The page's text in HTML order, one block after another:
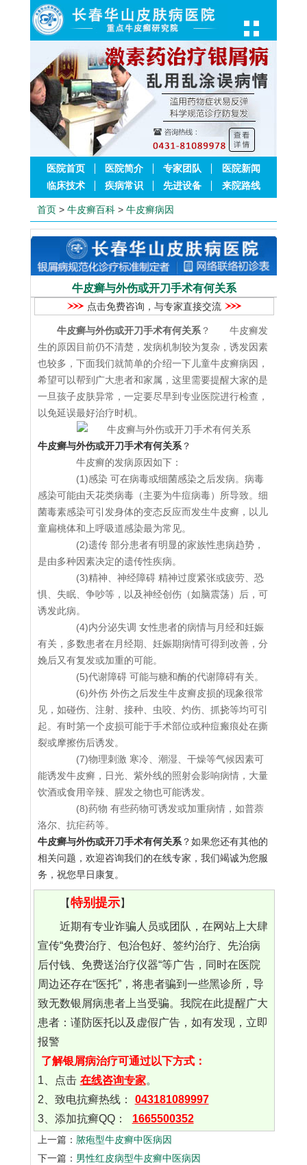
医院首页 医院简介 专家团队
医院新闻
临床技术
疾病常识 先进设备 来院路线
首页 > 牛皮癣百科 > 牛皮癣病因
牛皮癣与外伤或开刀手术有何关系
点击免费咨询，与专家直接交流
牛皮癣与外伤或开刀手术有何关系 ？ 牛皮癣发
生的原因目前仍不清楚，发病机制较为复杂，诱发因素
也较多，下面我们就简单的介绍一下儿童牛皮癣病因，
希望可以帮到广大患者和家属，这里需要提醒大家的是
一旦孩子皮肤异常，一定要尽早到专业医院进行检查，
以免延误最好治疗时机。
牛皮癣与外伤或开刀手术有何关系 ？
牛皮癣的发病原因如下：
(1)感染 可在病毒或细菌感染之后发病。病毒
感染可能由天花类病毒（主要为牛痘病毒）所导致。细
菌毒素感染可引发身体的变态反应而发生牛皮癣，以儿
童扁桃体和上呼吸道感染最为常见。
(2)遗传 部分患者有明显的家族性患病趋势，
是由多种因素决定的遗传性疾病。
(3)精神、神经障碍 精神过度紧张或疲劳、恐
惧、失眠、争吵等，以及神经创伤（如脑震荡）后，可
诱发此病。
(4)内分泌失调 女性患者的病情与月经和妊娠
有关，多数患者在月经期、妊娠期病情可得到改善，分
娩后又有复发或加重的可能。
(5)代谢障碍 可能与糖和酶的代谢障碍有关。
(6)外伤 外伤之后发生牛皮癣皮损的现象很常
见，如碰伤、注射、接种、虫咬、灼伤、抓挠等均可引
起。有时第一个皮损可能于手术部位或种痘瘢痕处在撕
裂或摩擦伤后诱发。
(7)物理刺激 寒冷、潮湿、干燥等气候因素可
能诱发牛皮癣，日光、紫外线的照射会影响病情，大量
饮酒或食用辛辣、腥发之物也可能诱发。
(8)药物 有些药物可诱发或加重病情，如普萘
洛尔、抗疟药等。
牛皮癣与外伤或开刀手术有何关系 ？如果您还有其他的
相关问题，欢迎咨询我们的在线专家，我们竭诚为您服
务，祝您早日康复。
【特别提示】
近期有专业诈骗人员或团队，在网站上大肆
宣传“免费治疗、包治包好、签约治疗、先治病
后付钱、免费送治疗仪器“等广告，同时在医院
周边还存在“医托”，将患者骗到一些黑诊所，导
致无数银屑病患者上当受骗。我院在此提醒广大
患者：谨防医托以及虚假广告，如有发现，立即
报警
了解银屑病治疗可通过以下方式：
1、点击 在线咨询专家。
2、致电抗癣热线：
043181089997
3、添加抗癣QQ：
1665500352
上一篇： 脓疱型牛皮癣中医病因
下一篇： 男性红皮病型牛皮癣中医病因